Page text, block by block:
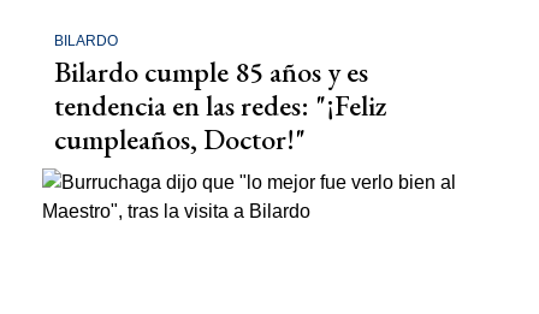
BILARDO
Bilardo cumple 85 años y es
tendencia en las redes: "¡Feliz
cumpleaños, Doctor!"